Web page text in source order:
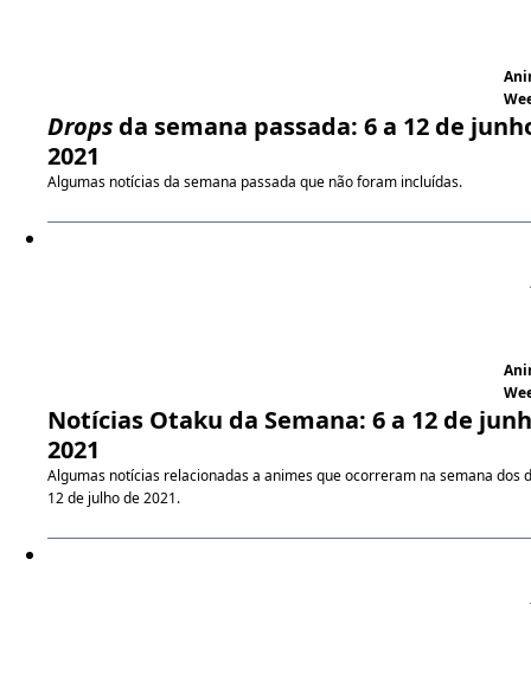
Drops da semana passada: 6 a 12 de
2021
Algumas notícias da semana passada que não foram incluídas.
Notícias Otaku da Semana: 6 a 12 de
2021
Algumas notícias relacionadas a animes que ocorreram na semana dos
12 de julho de 2021.